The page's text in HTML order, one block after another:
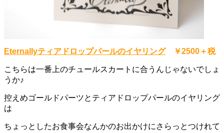
Eternallyティアドロップパールのイヤリング￥2500＋税
こちらは一番上のチュールスカートに合うんじゃないでしょ
うか♪
控えめゴールドパーツとティアドロップパールのイヤリング
は
ちょっとしたお食事会なんかのお出かけにさらっとつけれて